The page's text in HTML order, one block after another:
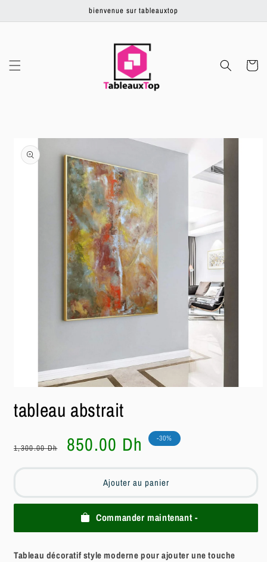
contenu
bienvenue sur tableauxtop
Panier
Passer aux
informations
produits
média
1
fenêtre
modale
tableau abstrait
habituel
1,300.00 Dh
Prix
soldé
850.00 Dh -30%
Ajouter au panier
Commander maintenant -
Tableau décoratif style moderne pour ajouter une touche